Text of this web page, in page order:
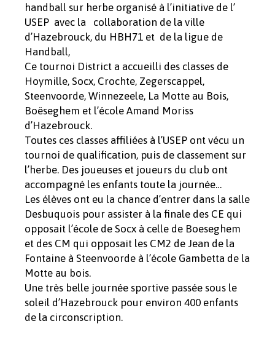
handball sur herbe organisé à l’initiative de l’
USEP avec la collaboration de la ville
d’Hazebrouck, du HBH71 et de la ligue de
Handball,
Ce tournoi District a accueilli des classes de
Hoymille, Socx, Crochte, Zegerscappel,
Steenvoorde, Winnezeele, La Motte au Bois,
Boëseghem et l’école Amand Moriss
d’Hazebrouck.
Toutes ces classes affiliées à l’USEP ont vécu un
tournoi de qualification, puis de classement sur
l’herbe. Des joueuses et joueurs du club ont
accompagné les enfants toute la journée…
Les élèves ont eu la chance d’entrer dans la salle
Desbuquois pour assister à la finale des CE qui
opposait l’école de Socx à celle de Boeseghem
et des CM qui opposait les CM2 de Jean de la
Fontaine à Steenvoorde à l’école Gambetta de la
Motte au bois.
Une très belle journée sportive passée sous le
soleil d’Hazebrouck pour environ 400 enfants
de la circonscription.